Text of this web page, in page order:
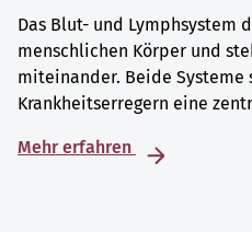
Das Blut- und Lymphsystem
menschlichen Körper und
miteinander. Beide
Krankheitserregern eine
Mehr erfahren